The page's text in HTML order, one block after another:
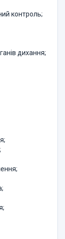
контроль;
дихання;